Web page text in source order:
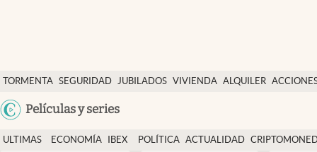
TORMENTA SEGURIDAD JUBILADOS VIVIENDA ALQUILER
Películas y series
Economía y finanzas
Política
Actualidad
ULTIMAS
ECONOMÍA
IBEX
POLÍTICA ACTUALIDAD